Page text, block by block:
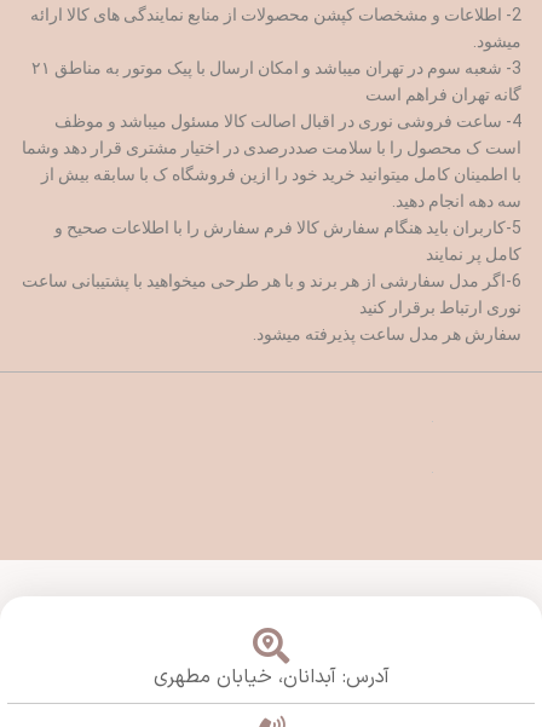
2- اطلاعات و مشخصات کپشن محصولات از منابع نمایندگی های کالا ارائه
میشود.
3- شعبه سوم در تهران میباشد و امکان ارسال با پیک موتور به مناطق ۲۱
گانه تهران فراهم است
4- ساعت فروشی نوری در اقبال اصالت کالا مسئول میباشد و موظف
است ک محصول را با سلامت صددرصدی در اختیار مشتری قرار دهد وشما
با اطمینان کامل میتوانید خرید خود را ازین فروشگاه ک با سابقه بیش از
سه دهه انجام دهید.
5-کاربران باید هنگام سفارش کالا فرم سفارش را با اطلاعات صحیح و
کامل پر نمایند
6-اگر مدل سفارشی از هر برند و با هر طرحی میخواهید با پشتیبانی ساعت
نوری ارتباط برقرار کنید
سفارش هر مدل ساعت پذیرفته میشود.
آدرس: آبدانان، خیابان مطهری